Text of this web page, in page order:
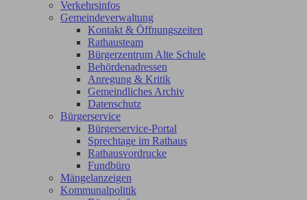
Verkehrsinfos
Gemeindeverwaltung
Kontakt & Öffnungszeiten
Rathausteam
Bürgerzentrum Alte Schule
Behördenadressen
Anregung & Kritik
Gemeindliches Archiv
Datenschutz
Bürgerservice
Bürgerservice-Portal
Sprechtage im Rathaus
Rathausvordrucke
Fundbüro
Mängelanzeigen
Kommunalpolitik